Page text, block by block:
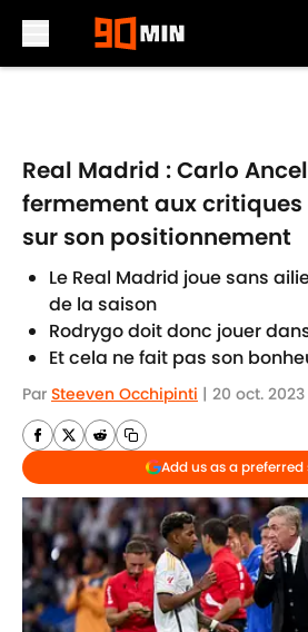
Real Madrid : Carlo
fermement aux critiques
sur son positionnement
Le Real Madrid joue sans
de la saison
Rodrygo doit donc jouer
Et cela ne fait pas son
Par Steeven Occhipinti | 20 oct. 2023
Add us as a preferred